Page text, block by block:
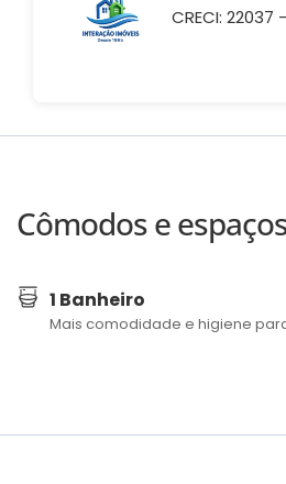
CRECI: 22037
Cômodos e
1 Banheiro
Mais comodidade e higiene